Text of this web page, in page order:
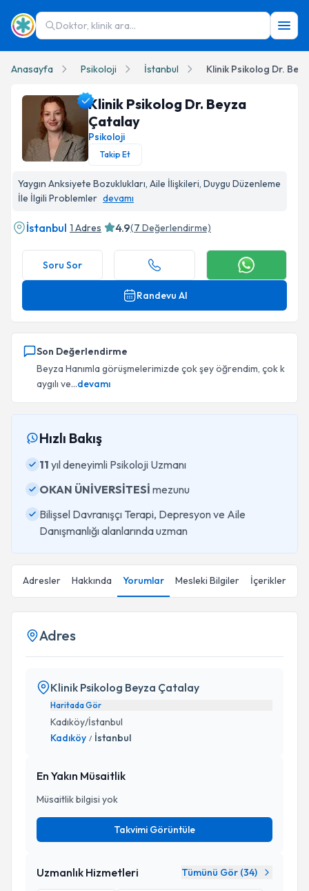
Doktor, klinik ara...
Anasayfa Psikoloji İstanbul Klinik Psikolog Dr.
Klinik Psikolog Dr. Beyza Çatalay Profil Fotoğrafı
Klinik Psikolog Dr. Beyza
Çatalay
Psikoloji
Takip Et
Yaygın Anksiyete Bozuklukları, Aile İlişkileri, Duygu Düzenleme
İle İlgili Problemler devamı
İstanbul 1 Adres 4.9(7 Değerlendirme)
Soru Sor
Randevu Al
Son Değerlendirme
Beyza Hanımla görüşmelerimizde çok şey öğrendim, çok k
aygılı ve...devamı
Hızlı Bakış
11 yıl deneyimli Psikoloji Uzmanı
OKAN ÜNİVERSİTESİ mezunu
Bilişsel Davranışçı Terapi, Depresyon ve Aile
Danışmanlığı alanlarında uzman
Adresler Hakkında Yorumlar Mesleki Bilgiler İçerikler
Adres
Klinik Psikolog Beyza Çatalay
Haritada Gör
Kadıköy/İstanbul
Kadıköy / İstanbul
En Yakın Müsaitlik
Müsaitlik bilgisi yok
Takvimi Görüntüle
Uzmanlık Hizmetleri Tümünü Gör (34)